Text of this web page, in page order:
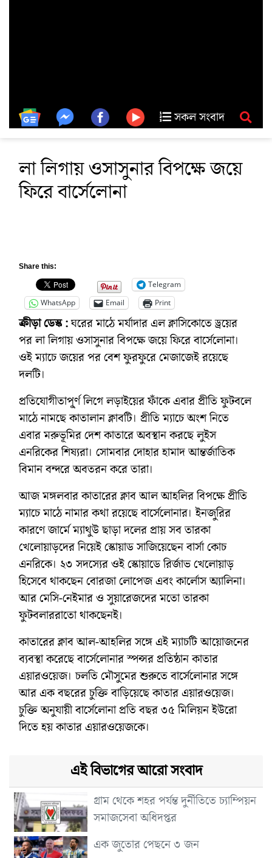
সকল সংবাদ
লা লিগায় ওসাসুনার বিপক্ষে জয়ে
ফিরে বার্সেলোনা
Share this:
Telegram
WhatsApp
Email Print
ক্রীড়া ডেস্ক :ঘরের মাঠে মর্যাদার এল ক্লাসিকোতে ড্রয়ের
পর লা লিগায় ওসাসুনার বিপক্ষে জয়ে ফিরে বার্সেলোনা।
ওই ম্যাচে জয়ের পর বেশ ফুরফুরে মেজাজেই রয়েছে
দলটি।
প্রতিযোগীতাপূ্র্ণ লিগে লড়াইয়ের ফাঁকে এবার প্রীতি ফুটবলে
মাঠে নামছে কাতালান ক্লাবটি। প্রীতি ম্যাচে অংশ নিতে
এবার মরুভূমির দেশ কাতারে অবস্থান করছে লুইস
এনরিকের শিষ্যরা। সোমবার দোহার হামাদ আন্তর্জাতিক
বিমান বন্দরে অবতরন করে তারা।
আজ মঙ্গলবার কাতারের ক্লাব আল আহলির বিপক্ষে প্রীতি
ম্যাচে মাঠে নামার কথা রয়েছে বার্সেলোনার। ইনজুরির
কারণে জার্মে ম্যাথুউ ছাড়া দলের প্রায় সব তারকা
খেলোয়াড়দের নিয়েই স্কোয়াড সাজিয়েছেন বার্সা কোচ
এনরিকে। ২৩ সদস্যের ওই স্কোয়াডে রির্জাভ খেলোয়াড়
হিসেবে থাকছেন বোরজা লোপেজ এবং কার্লোস অ্যালিনা।
আর মেসি-নেইমার ও সুয়ারেজদের মতো তারকা
ফুটবলাররাতো থাকছেনই।
কাতারের ক্লাব আল-আহলির সঙ্গে এই ম্যাচটি আয়োজনের
ব্যবস্থা করেছে বার্সেলোনার স্পন্সর প্রতিষ্ঠান কাতার
এয়ারওয়েজ। চলতি মৌসুমের শুরুতে বার্সেলোনার সঙ্গে
আর এক বছরের চুক্তি বাড়িয়েছে কাতার এয়ারওয়েজ।
চুক্তি অনুযায়ী বার্সেলোনা প্রতি বছর ৩৫ মিলিয়ন ইউরো
দিতে হয় কাতার এয়ারওয়েজকে।
এই বিভাগের আরো সংবাদ
গ্রাম থেকে শহর পর্যন্ত দুর্নীতিতে চ্যাম্পিয়ন
সমাজসেবা অধিদপ্তর
এক জুতোর পেছনে ৩ জন